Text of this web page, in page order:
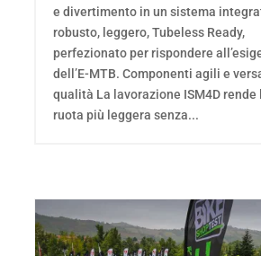
e divertimento in un sistema
robusto, leggero, Tubeless Ready,
perfezionato per rispondere
dell’E-MTB. Componenti agili e
qualità La lavorazione ISM4D rende
ruota più leggera senza...